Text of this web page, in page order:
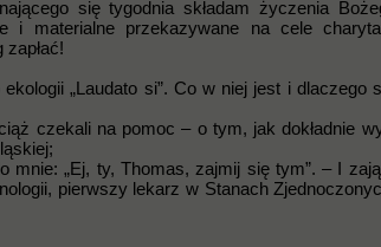
się tygodnia składam życzenia
i materialne przekazywane na cele
„Laudato si”. Co w niej jest i dlaczego
czekali na pomoc – o tym, jak dokładnie
mnie: „Ej, ty, Thomas, zajmij się tym”. – I
pierwszy lekarz w Stanach